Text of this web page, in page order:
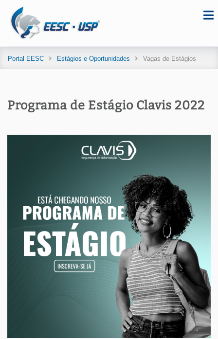
Portal EESC Estágios e Oportunidades Vagas de Estágios
Programa de Estágio Clavis 2022